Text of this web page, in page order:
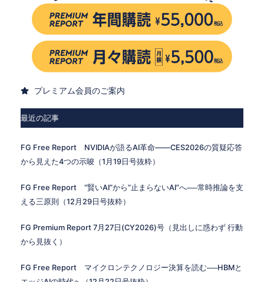
プレミアム会員のご案内
最近の記事
FG Free Report NVIDIAが語るAI革命——CES2026の質疑応答
から見えた4つの示唆（1月19日号抜粋）
FG Free Report “賢いAI”から“止まらないAI”へ──常時推論を支
える三原則（12月29日号抜粋）
FG Premium Report 7月27日(CY2026)号（見出しに惑わず 行動
から見抜く）
FG Free Report マイクロンテクノロジー決算を読む──HBMと